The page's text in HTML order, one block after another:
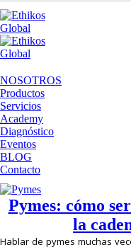
NOSOTROS
Productos
Servicios
Academy
Diagnóstico
Eventos
BLOG
Contacto
Pymes: cómo
la
Hablar de pymes muchas